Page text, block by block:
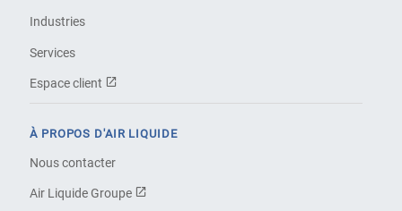
Industries
Services
Espace client
À PROPOS D'AIR LIQUIDE
Nous contacter
Air Liquide Groupe